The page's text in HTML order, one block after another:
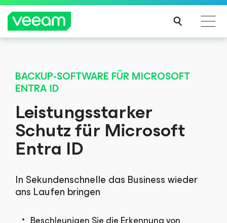
Update von CrowdStrike betroffen sind
MEH
ERFA
HRE
BACKUP-SOFTWARE FÜR MICROSOFT
ENTRA ID
Leistungsstarker
Schutz für Microsoft
Entra ID
In Sekundenschnelle das Business wieder
ans Laufen bringen